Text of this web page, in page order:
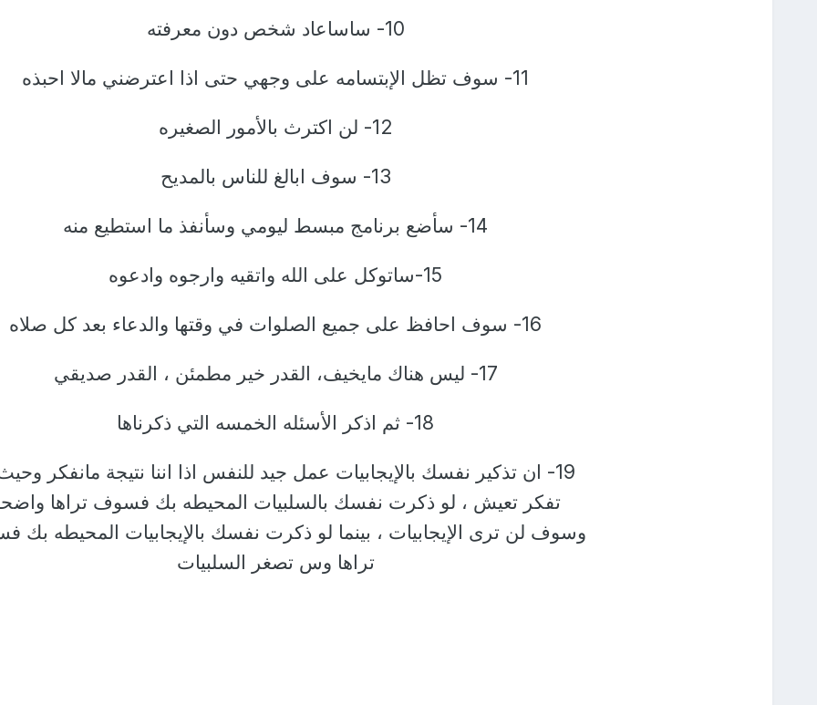
10- ساساعاد شخص دون معرفته
11- سوف تظل الإبتسامه على وجهي حتى اذا اعترضني مالا احبذه
12- لن اكترث بالأمور الصغيره
13- سوف ابالغ للناس بالمديح
14- سأضع برنامج مبسط ليومي وسأنفذ ما استطيع منه
15-ساتوكل على الله واتقيه وارجوه وادعوه
16- سوف احافظ على جميع الصلوات في وقتها والدعاء بعد كل صلاه
17- ليس هناك مايخيف، القدر خير مطمئن ، القدر صديقي
18- ثم اذكر الأسئله الخمسه التي ذكرناها
19- ان تذكير نفسك بالإيجابيات عمل جيد للنفس اذا اننا نتيجة مانفكر
تفكر تعيش ، لو ذكرت نفسك بالسلبيات المحيطه بك فسوف تراها
وسوف لن ترى الإيجابيات ، بينما لو ذكرت نفسك بالإيجابيات المحيطه بك
تراها وس تصغر السلبيات